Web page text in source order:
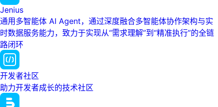
Jenius
通用多智能体 AI Agent，通过深度融合多智能体协作架构与实
时数据服务能力，致力于实现从“需求理解”到“精准执行”的全链
路闭环
开发者社区
助力开发者成长的技术社区